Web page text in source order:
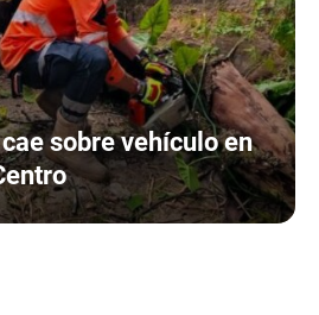
sobre vehículo en